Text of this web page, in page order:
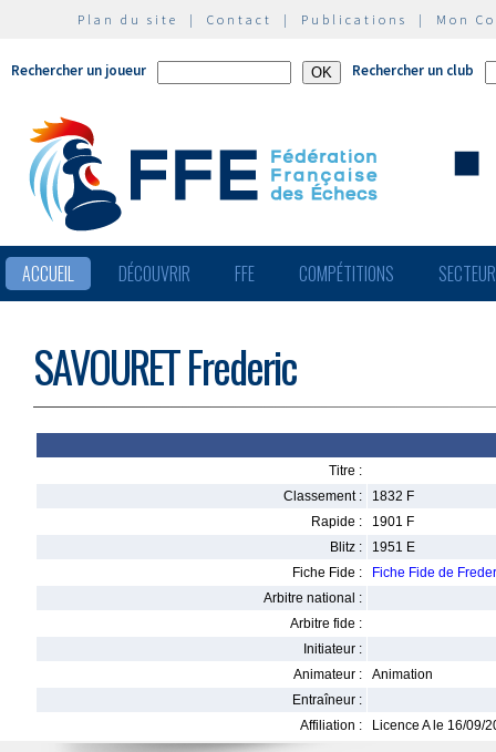
Plan du site | Contact | Publications | Mon
Rechercher un joueur Rechercher un club
ACCUEIL DÉCOUVRIR FFE COMPÉTITIONS
SAVOURET Frederic
Titre :
Classement :
1832 F
Rapide :
1901 F
Blitz :
1951 E
Fiche Fide :
Fiche Fide de
Arbitre national :
Arbitre fide :
Initiateur :
Animateur :
Animation
Entraîneur :
Affiliation :
Licence A le 16/09/